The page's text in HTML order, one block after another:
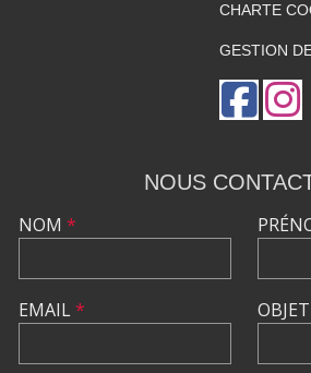
CHARTE
GESTION
NOUS
NOM *
EMAIL* OBJET